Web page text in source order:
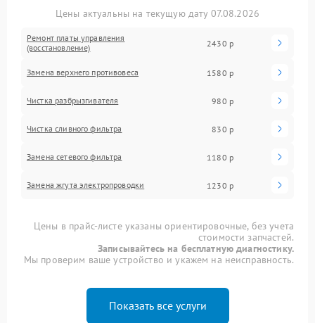
Цены актуальны на текущую дату 07.08.2026
Ремонт платы управления
(восстановление)
2430 р
Замена верхнего противовеса 1580 р
Чистка разбрызгивателя 980 р
Чистка сливного фильтра 830 р
Замена сетевого фильтра 1180 р
Замена жгута электропроводки 1230 р
Цены в прайс-листе указаны ориентировочные, без учета
стоимости запчастей.
Записывайтесь на бесплатную диагностику.
Мы проверим ваше устройство и укажем на неисправность.
Показать все услуги